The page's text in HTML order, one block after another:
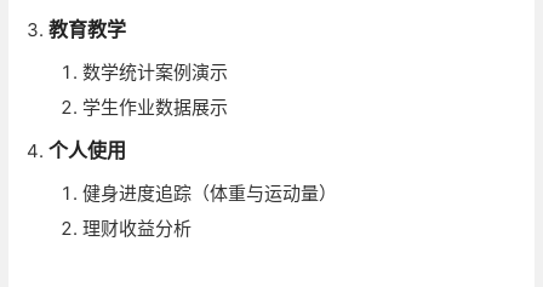
教育教学
数学统计案例演示
学生作业数据展示
个人使用
健身进度追踪（体重与运动量）
理财收益分析